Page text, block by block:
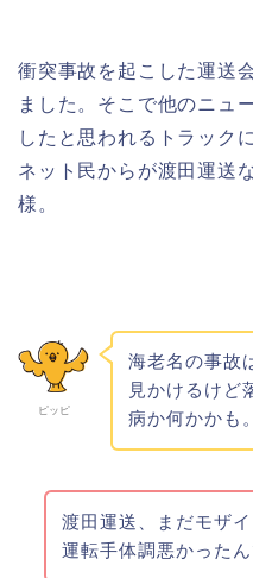
衝突事故を起こした運送
ました。そこで他のニュ
したと思われるトラック
ネット民からが渡田運送
様。
ピッピ
海老名の事故
見かけるけど
病か何かかも。
渡田運送、まだモザイ
運転手体調悪かったん